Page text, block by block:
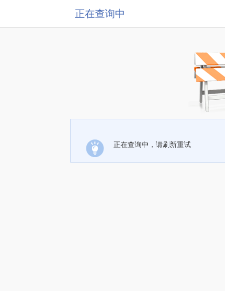
正在查询中
正在查询中，请刷新重试